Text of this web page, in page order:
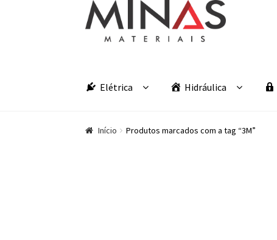
Pular para navegação
Pular para o conteúdo
Elétrica Hidráulica
Início Produtos marcados com a tag “3M”